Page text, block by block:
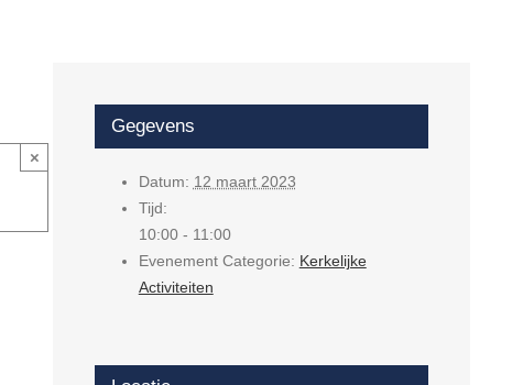
×
Gegevens
Datum: 12 maart 2023
Tijd:
10:00 - 11:00
Evenement Categorie: Kerkelijke
Activiteiten